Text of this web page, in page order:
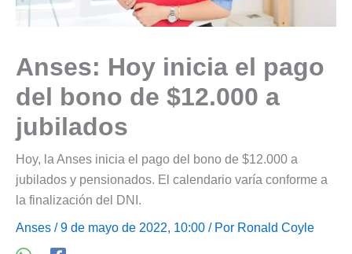
Anses: Hoy inicia el pago
del bono de $12.000 a
jubilados
Hoy, la Anses inicia el pago del bono de $12.000 a
jubilados y pensionados. El calendario varía conforme a
la finalización del DNI.
Anses / 9 de mayo de 2022, 10:00 / Por Ronald Coyle